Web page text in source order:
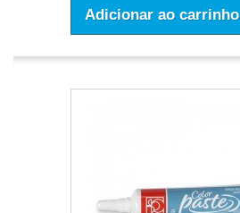
Adicionar ao carrinho